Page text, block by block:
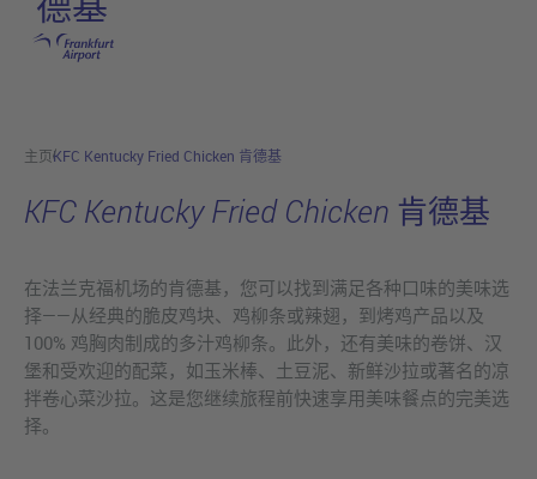
跳转至主页
主页KFC Kentucky Fried Chicken 肯德基
KFC Kentucky Fried Chicken 肯德基
在法兰克福机场的肯德基，您可以找到满足各种口味的美味选
择——从经典的脆皮鸡块、鸡柳条或辣翅，到烤鸡产品以及
100% 鸡胸肉制成的多汁鸡柳条。此外，还有美味的卷饼、汉
堡和受欢迎的配菜，如玉米棒、土豆泥、新鲜沙拉或著名的凉
拌卷心菜沙拉。这是您继续旅程前快速享用美味餐点的完美选
择。